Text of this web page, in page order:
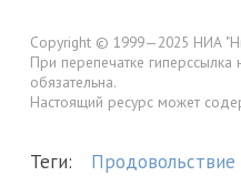
Copyright © 1999—2025 НИА
При перепечатке
обязательна.
Настоящий ресурс может
Теги: Продовольствие